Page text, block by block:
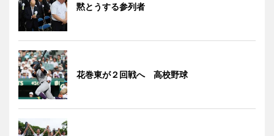
黙とうする参列者
花巻東が２回戦へ 高校野球